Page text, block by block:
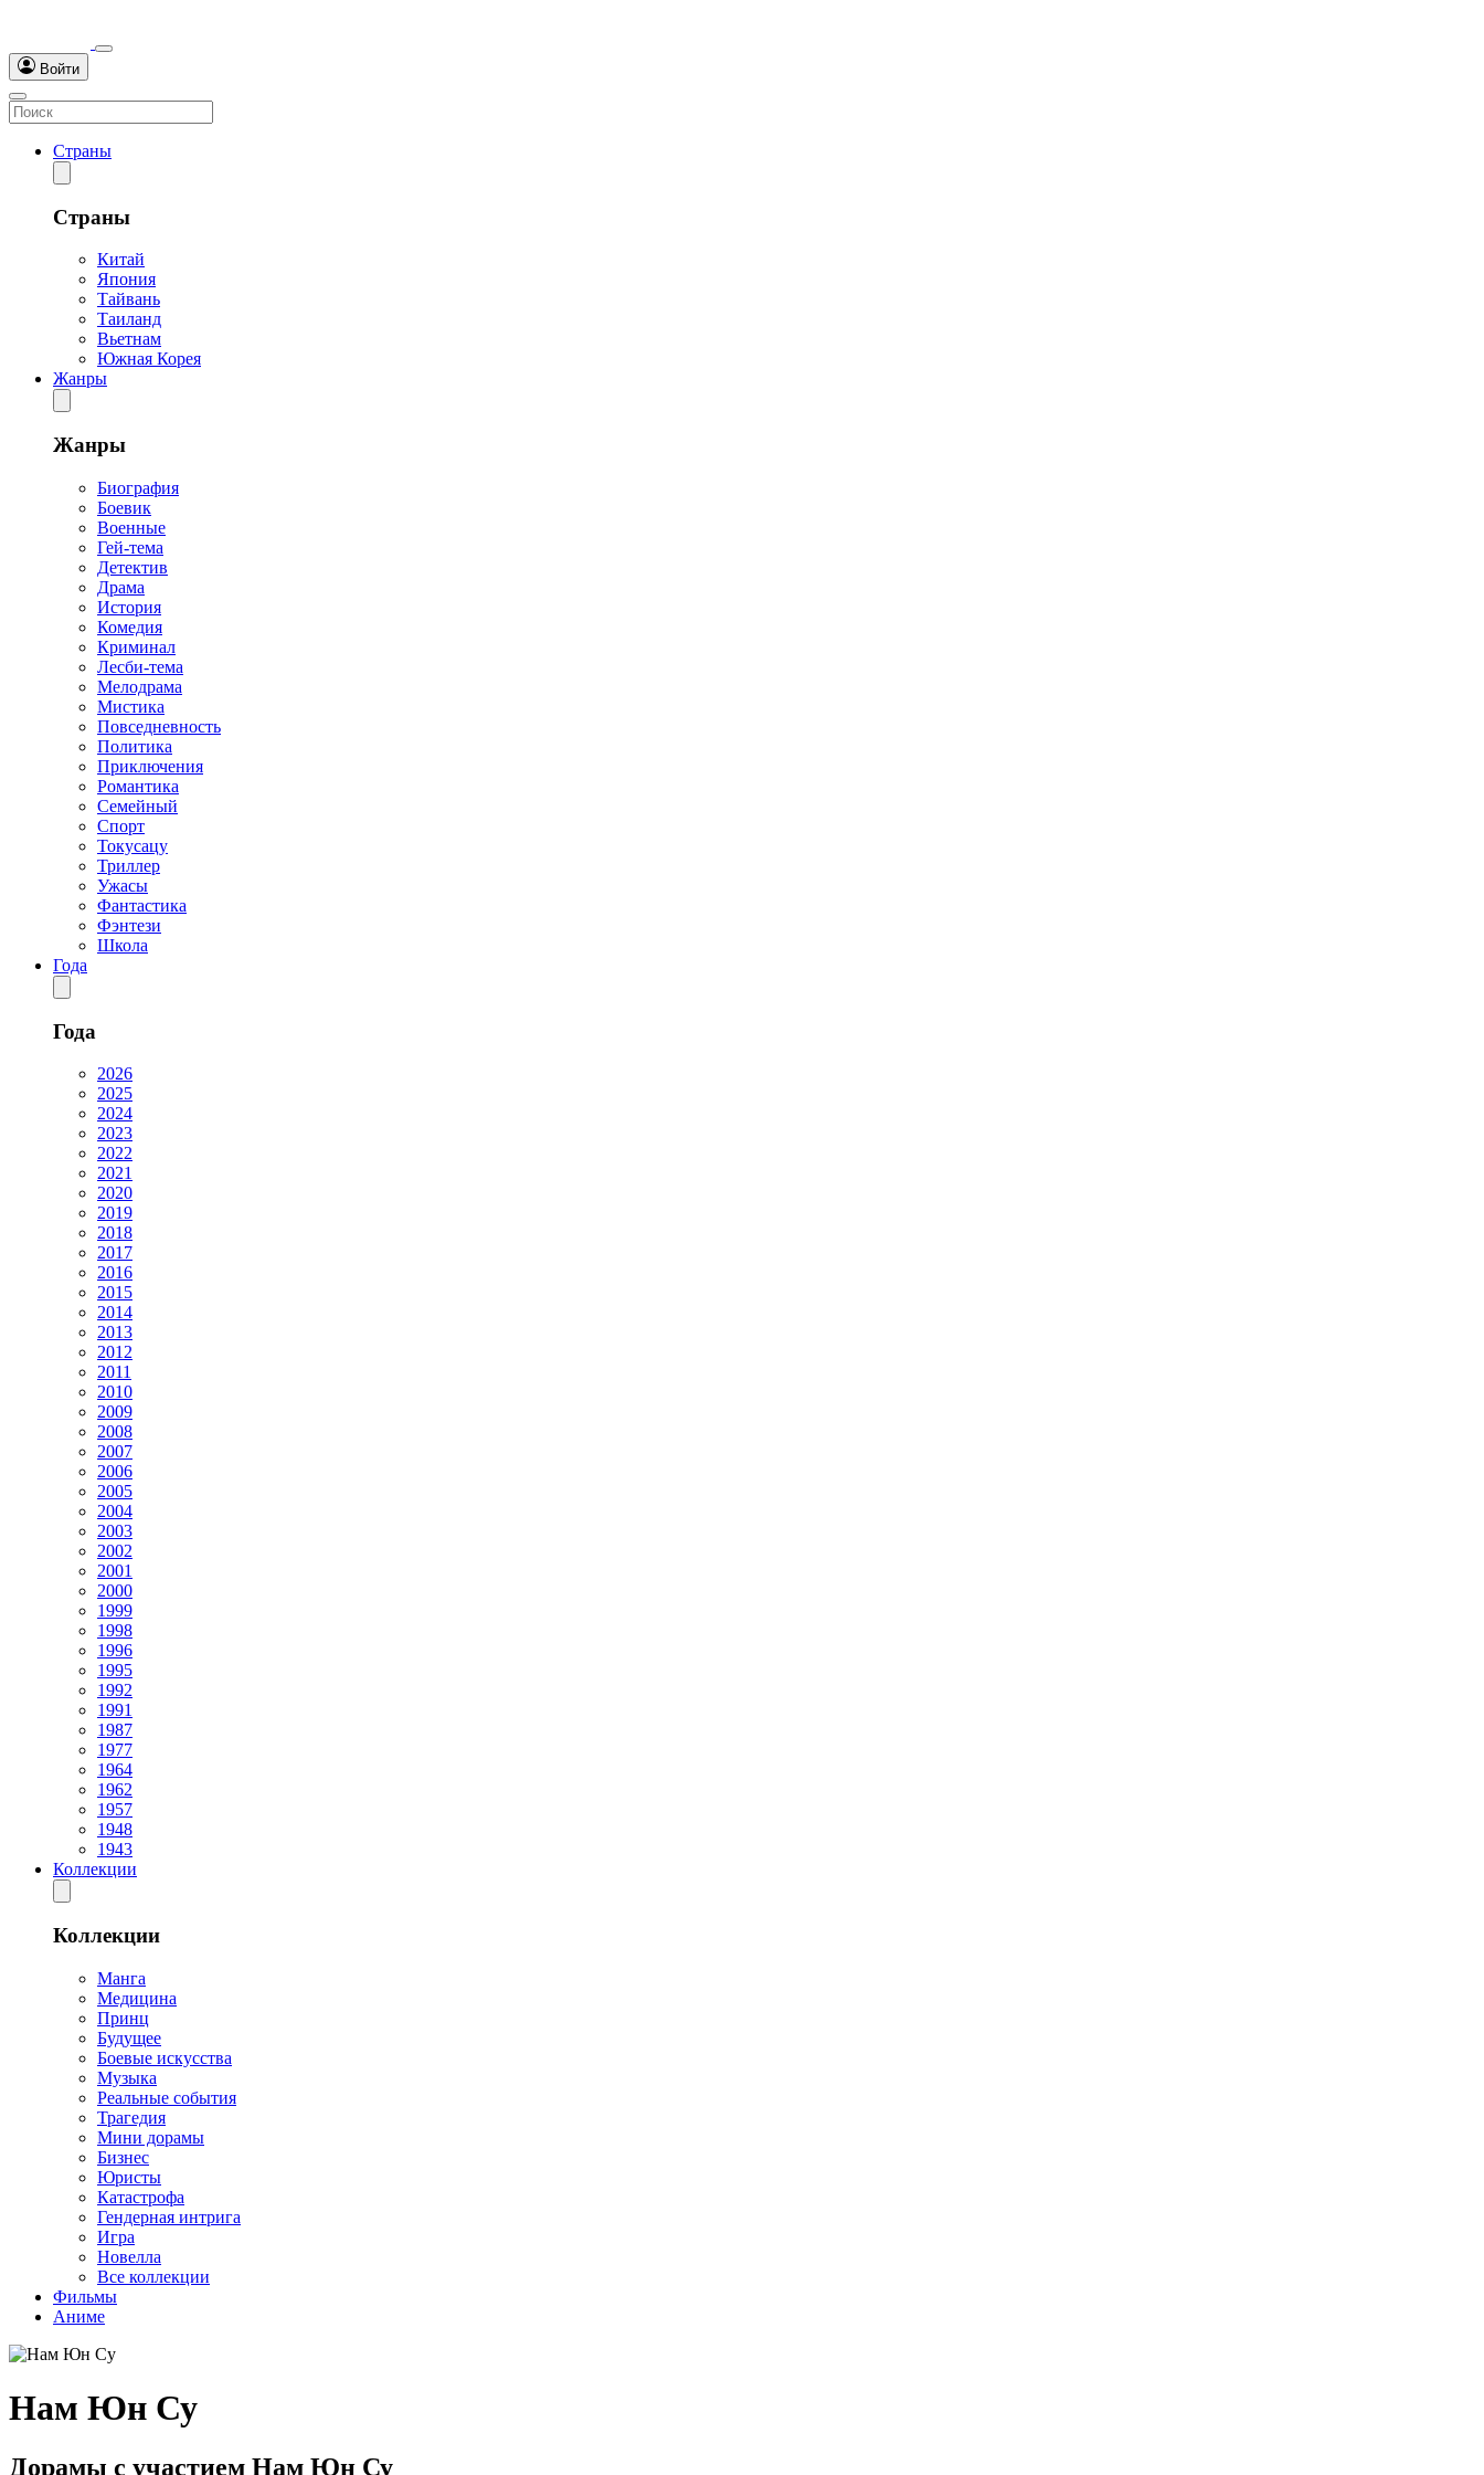
Войти
Страны
Страны
Китай
Япония
Тайвань
Таиланд
Вьетнам
Южная Корея
Жанры
Жанры
Биография
Боевик
Военные
Гей-тема
Детектив
Драма
История
Комедия
Криминал
Лесби-тема
Мелодрама
Мистика
Повседневность
Политика
Приключения
Романтика
Семейный
Спорт
Токусацу
Триллер
Ужасы
Фантастика
Фэнтези
Школа
Года
Года
2026
2025
2024
2023
2022
2021
2020
2019
2018
2017
2016
2015
2014
2013
2012
2011
2010
2009
2008
2007
2006
2005
2004
2003
2002
2001
2000
1999
1998
1996
1995
1992
1991
1987
1977
1964
1962
1957
1948
1943
Коллекции
Коллекции
Манга
Медицина
Принц
Будущее
Боевые искусства
Музыка
Реальные события
Трагедия
Мини дорамы
Бизнес
Юристы
Катастрофа
Гендерная интрига
Игра
Новелла
Все коллекции
Фильмы
Аниме
Нам Юн Су
Дорамы с участием Нам Юн Су